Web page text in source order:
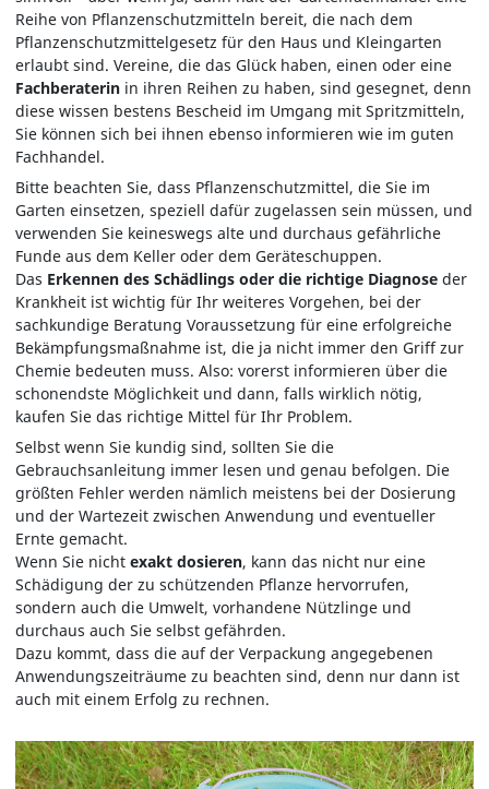
Reihe von Pflanzenschutzmitteln bereit, die nach dem
Pflanzenschutzmittelgesetz für den Haus und Kleingarten
erlaubt sind. Vereine, die das Glück haben, einen oder eine
Fachberaterin in ihren Reihen zu haben, sind gesegnet, denn
diese wissen bestens Bescheid im Umgang mit Spritzmitteln,
Sie können sich bei ihnen ebenso informieren wie im guten
Fachhandel.
Bitte beachten Sie, dass Pflanzenschutzmittel, die Sie im
Garten einsetzen, speziell dafür zugelassen sein müssen, und
verwenden Sie keineswegs alte und durchaus gefährliche
Funde aus dem Keller oder dem Geräteschuppen.
Das Erkennen des Schädlings oder die richtige Diagnose der
Krankheit ist wichtig für Ihr weiteres Vorgehen, bei der
sachkundige Beratung Voraussetzung für eine erfolgreiche
Bekämpfungsmaßnahme ist, die ja nicht immer den Griff zur
Chemie bedeuten muss. Also: vorerst informieren über die
schonendste Möglichkeit und dann, falls wirklich nötig,
kaufen Sie das richtige Mittel für Ihr Problem.
Selbst wenn Sie kundig sind, sollten Sie die
Gebrauchsanleitung immer lesen und genau befolgen. Die
größten Fehler werden nämlich meistens bei der Dosierung
und der Wartezeit zwischen Anwendung und eventueller
Ernte gemacht.
Wenn Sie nicht exakt dosieren, kann das nicht nur eine
Schädigung der zu schützenden Pflanze hervorrufen,
sondern auch die Umwelt, vorhandene Nützlinge und
durchaus auch Sie selbst gefährden.
Dazu kommt, dass die auf der Verpackung angegebenen
Anwendungszeiträume zu beachten sind, denn nur dann ist
auch mit einem Erfolg zu rechnen.